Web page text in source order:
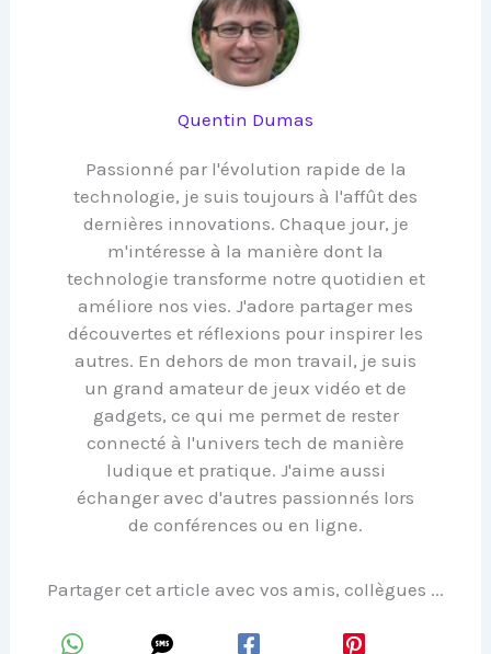
Quentin Dumas
Passionné par l'évolution rapide de la
technologie, je suis toujours à l'affût des
dernières innovations. Chaque jour, je
m'intéresse à la manière dont la
technologie transforme notre quotidien et
améliore nos vies. J'adore partager mes
découvertes et réflexions pour inspirer les
autres. En dehors de mon travail, je suis
un grand amateur de jeux vidéo et de
gadgets, ce qui me permet de rester
connecté à l'univers tech de manière
ludique et pratique. J'aime aussi
échanger avec d'autres passionnés lors
de conférences ou en ligne.
Partager cet article avec vos amis, collègues ...